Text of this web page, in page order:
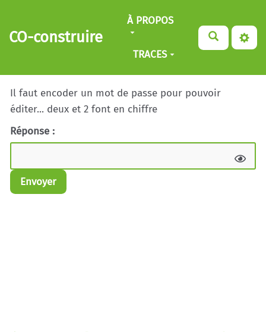
Aller au contenu principal
CO-construire
À PROPOS
TRACES
Il faut encoder un mot de passe pour pouvoir
éditer... deux et 2 font en chiffre
Réponse :
Envoyer